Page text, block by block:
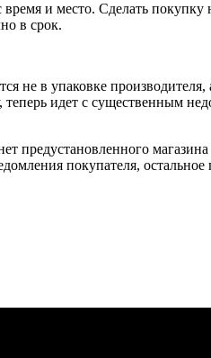
и место. Сделать покупку
в срок.
не в упаковке производителя,
идет с существенным
предустановленного
покупателя,